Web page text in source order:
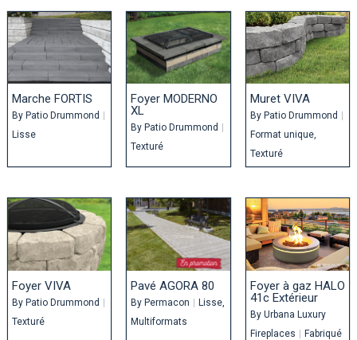
Marche FORTIS
By Patio Drummond
Lisse
Foyer MODERNO
XL
By Patio Drummond
Texturé
Muret VIVA
By Patio Drummond
Format unique
Texturé
Foyer VIVA
By Patio Drummond |
Texturé
Pavé AGORA 80
ByPermacon | Lisse
Multiformats
Foyer à gaz HALO
41c Extérieur
By Urbana Luxury
Fireplaces | Fabriqué